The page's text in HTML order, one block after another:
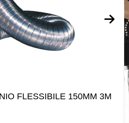
FLESSIBILE 150MM 3M